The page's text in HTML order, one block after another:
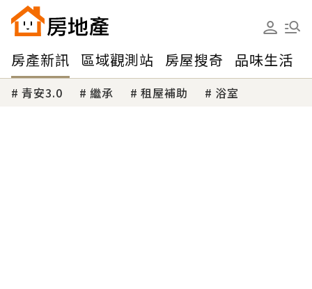
房產新訊 區域觀測站 房屋搜奇 品味生活
青安3.0 繼承 租屋補助 浴室